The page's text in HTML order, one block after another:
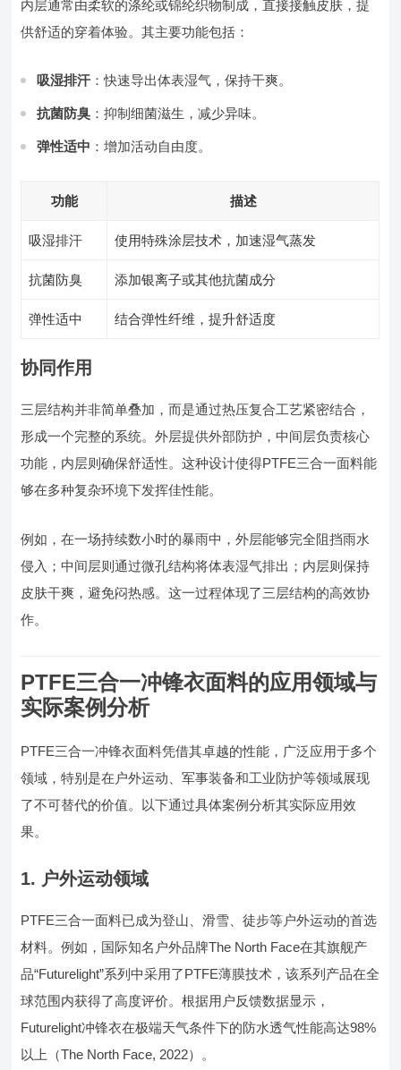
内层通常由柔软的涤纶或锦纶织物制成，直接接触皮肤，提
供舒适的穿着体验。其主要功能包括：
吸湿排汗 ：快速导出体表湿气，保持干爽。
抗菌防臭 ：抑制细菌滋生，减少异味。
弹性适中 ：增加活动自由度。
功能 描述
吸湿排汗 使用特殊涂层技术，加速湿气蒸发
抗菌防臭 添加银离子或其他抗菌成分
弹性适中 结合弹性纤维，提升舒适度
协同作用
三层结构并非简单叠加，而是通过热压复合工艺紧密结合，
形成一个完整的系统。外层提供外部防护，中间层负责核心
功能，内层则确保舒适性。这种设计使得PTFE三合一面料能
够在多种复杂环境下发挥佳性能。
例如，在一场持续数小时的暴雨中，外层能够完全阻挡雨水
侵入；中间层则通过微孔结构将体表湿气排出；内层则保持
皮肤干爽，避免闷热感。这一过程体现了三层结构的高效协
作。
PTFE三合一冲锋衣面料的应用领域与
实际案例分析
PTFE三合一冲锋衣面料凭借其卓越的性能，广泛应用于多个
领域，特别是在户外运动、军事装备和工业防护等领域展现
了不可替代的价值。以下通过具体案例分析其实际应用效
果。
1. 户外运动领域
PTFE三合一面料已成为登山、滑雪、徒步等户外运动的首选
材料。例如，国际知名户外品牌The North Face在其旗舰产
品“Futurelight”系列中采用了PTFE薄膜技术，该系列产品在全
球范围内获得了高度评价。根据用户反馈数据显示，
Futurelight冲锋衣在极端天气条件下的防水透气性能高达98%
以上（The North Face, 2022）。